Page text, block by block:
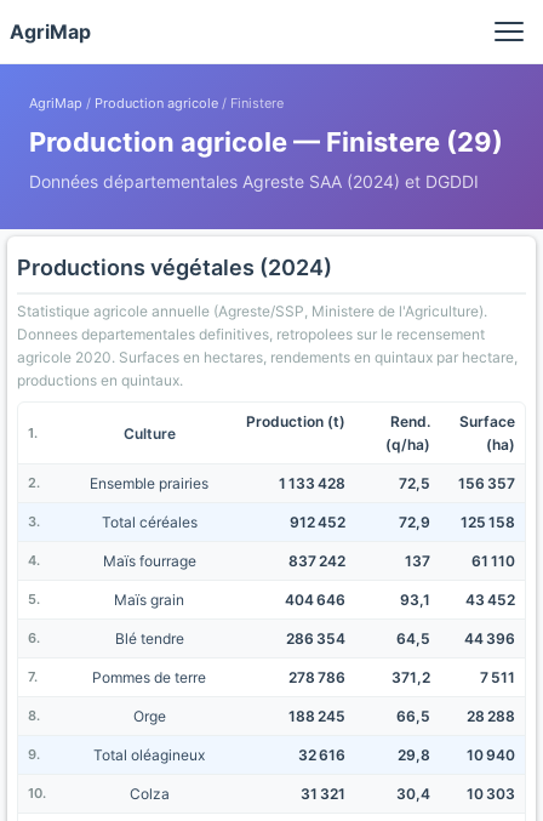
AgriMap
AgriMap / Production agricole / Finistere
Production agricole — Finistere (29)
Données départementales Agreste SAA (2024) et DGDDI
Productions végétales (2024)
Statistique agricole annuelle (Agreste/SSP, Ministere de l'Agriculture).
Donnees departementales definitives, retropolees sur le recensement
agricole 2020. Surfaces en hectares, rendements en quintaux par hectare,
productions en quintaux.
Culture
Production (t)
Rend.
(q/ha)
Surface
(ha)
Ensemble prairies 1 133 428 72,5 156 357
Total céréales 912 452 72,9 125 158
Maïs fourrage 837 242 137 61 110
Maïs grain 404 646 93,1 43 452
Blé tendre 286 354 64,5 44 396
Pommes de terre 278 786 371,2 7 511
Orge 188 245 66,5 28 288
Total oléagineux 32 616 29,8 10 940
Colza 31 321 30,4 10 303